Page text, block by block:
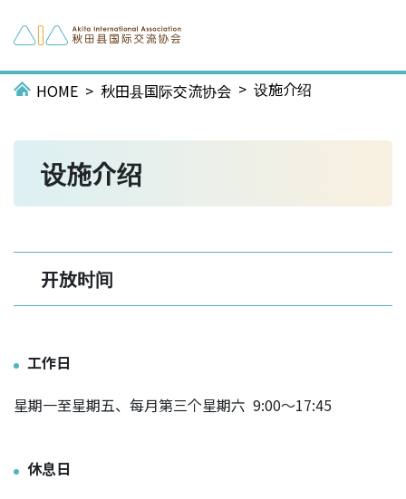
HOME 秋田县国际交流协会 设施介绍
设施介绍
开放时间
工作日
星期一至星期五、每月第三个星期六 9:00～17:45
休息日